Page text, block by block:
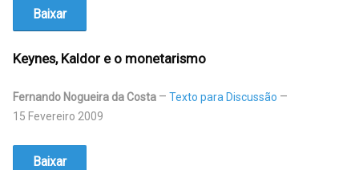
Baixar
Keynes, Kaldor e o monetarismo
Fernando Nogueira da Costa
Texto para Discussão
15 Fevereiro 2009
Baixar